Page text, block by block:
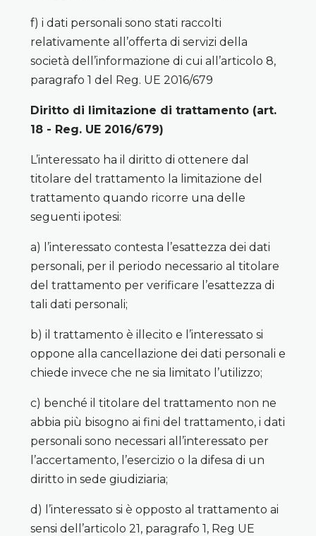
f) i dati personali sono stati raccolti
relativamente all’offerta di servizi della
società dell’informazione di cui all’articolo 8,
paragrafo 1 del Reg. UE 2016/679
Diritto di limitazione di trattamento (art.
18 - Reg. UE 2016/679)
L’interessato ha il diritto di ottenere dal
titolare del trattamento la limitazione del
trattamento quando ricorre una delle
seguenti ipotesi:
a) l’interessato contesta l’esattezza dei dati
personali, per il periodo necessario al titolare
del trattamento per verificare l’esattezza di
tali dati personali;
b) il trattamento è illecito e l’interessato si
oppone alla cancellazione dei dati personali e
chiede invece che ne sia limitato l’utilizzo;
c) benché il titolare del trattamento non ne
abbia più bisogno ai fini del trattamento, i dati
personali sono necessari all’interessato per
l’accertamento, l’esercizio o la difesa di un
diritto in sede giudiziaria;
d) l’interessato si è opposto al trattamento ai
sensi dell’articolo 21, paragrafo 1, Reg UE